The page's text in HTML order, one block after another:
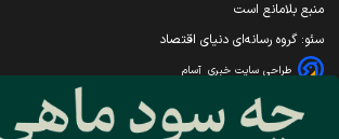
منبع بلامانع است
سئو: گروه رسانه‌ای دنیای اقتصاد
طراحی سایت خبری آسام